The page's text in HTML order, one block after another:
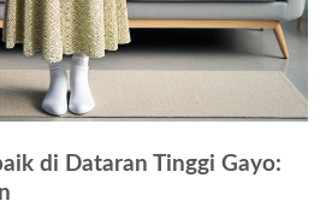
di Dataran Tinggi Gayo: